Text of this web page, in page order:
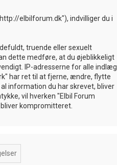
elbilforum.dk"), indvilliger du i
truende eller sexuelt
dette medføre, at du øjeblikkeligt
IP-adresserne for alle indlæg
har ret til at fjerne, ændre, flytte
information du har skrevet, bliver
vil hverken "Elbil Forum
kompromitteret.